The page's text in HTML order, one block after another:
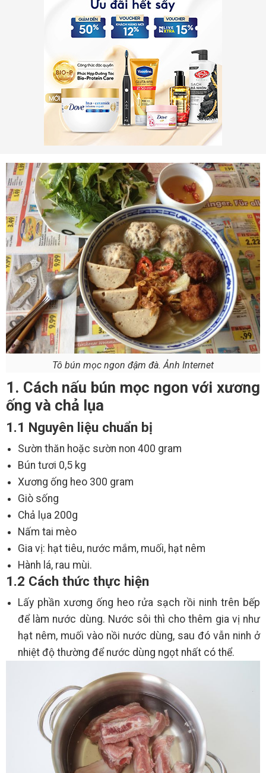
Tô bún mọc ngon đậm đà. Ảnh Internet
1. Cách nấu bún mọc ngon với xương
ống và chả lụa
1.1 Nguyên liệu chuẩn bị
Sườn thăn hoặc sườn non 400 gram
Bún tươi 0,5 kg
Xương ống heo 300 gram
Giò sống
Chả lụa 200g
Nấm tai mèo
Gia vị: hạt tiêu, nước mắm, muối, hạt nêm
Hành lá, rau mùi.
1.2 Cách thức thực hiện
Lấy phần xương ống heo rửa sạch rồi ninh trên bếp
để làm nước dùng. Nước sôi thì cho thêm gia vị như
hạt nêm, muối vào nồi nước dùng, sau đó vẫn ninh ở
nhiệt độ thường để nước dùng ngọt nhất có thể.